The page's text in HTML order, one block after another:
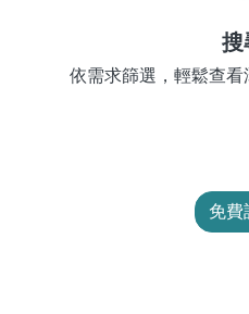
搜
依需求篩選，輕鬆查看
免費